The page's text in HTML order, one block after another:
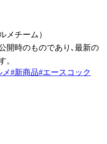
メチーム）
開時のものであり､最新の
。
#新商品#エースコック